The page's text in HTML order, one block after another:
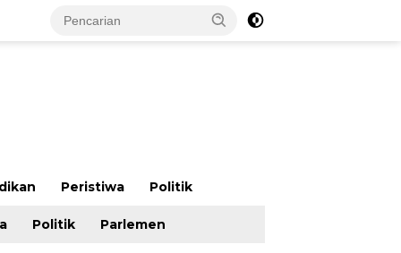
Peristiwa Politik
Politik Parlemen